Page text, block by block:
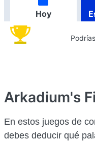
Hoy
Arkadium's
En estos juegos de
debes deducir qué